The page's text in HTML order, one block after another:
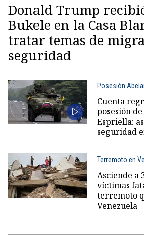
Donald Trump
Bukele en la Casa
tratar temas de
seguridad
Posesión
Cuenta
posesión
Espriella:
seguridad
Terremoto en
Asciende a
víctimas
terremoto
Venezuela